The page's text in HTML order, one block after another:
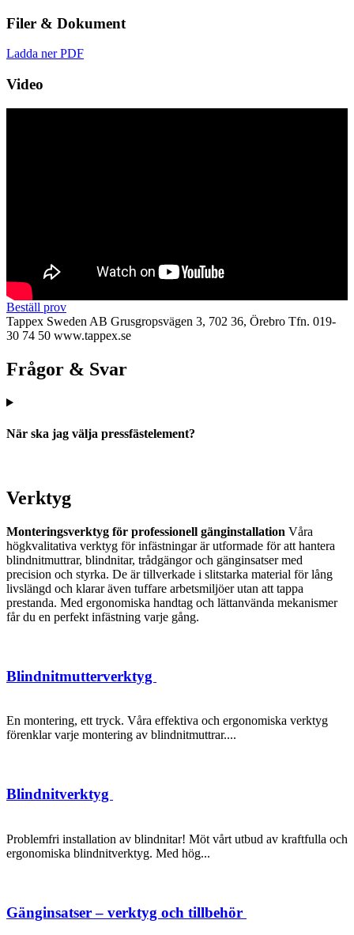
Filer & Dokument
Ladda ner PDF
Video
Beställ prov
Tappex Sweden AB Grusgropsvägen 3, 702 36, Örebro Tfn. 019-
30 74 50 www.tappex.se
Frågor & Svar
När ska jag välja pressfästelement?
Verktyg
Monteringsverktyg för professionell gänginstallation Våra
högkvalitativa verktyg för infästningar är utformade för att hantera
blindnitmuttrar, blindnitar, trådgängor och gänginsatser med
precision och styrka. De är tillverkade i slitstarka material för lång
livslängd och klarar även tuffare arbetsmiljöer utan att tappa
prestanda. Med ergonomiska handtag och lättanvända mekanismer
får du en perfekt infästning varje gång.
Blindnitmutterverktyg
En montering, ett tryck. Våra effektiva och ergonomiska verktyg
förenklar varje montering av blindnitmuttrar....
Blindnitverktyg
Problemfri installation av blindnitar! Möt vårt utbud av kraftfulla och
ergonomiska blindnitverktyg. Med hög...
Gänginsatser – verktyg och tillbehör